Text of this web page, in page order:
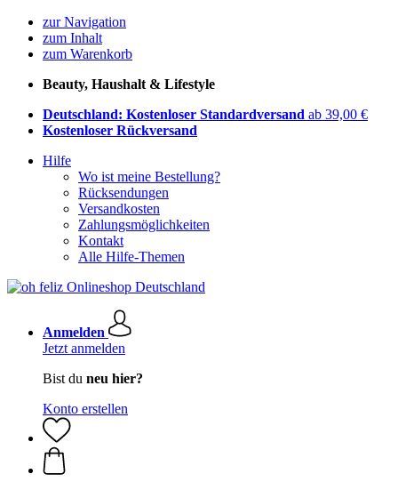
zur Navigation
zum Inhalt
zum Warenkorb
Beauty, Haushalt & Lifestyle
Deutschland: Kostenloser Standardversand ab 39,00 €
Kostenloser Rückversand
Hilfe
Wo ist meine Bestellung?
Rücksendungen
Versandkosten
Zahlungsmöglichkeiten
Kontakt
Alle Hilfe-Themen
Anmelden
Jetzt anmelden
Bist du neu hier?
Konto erstellen